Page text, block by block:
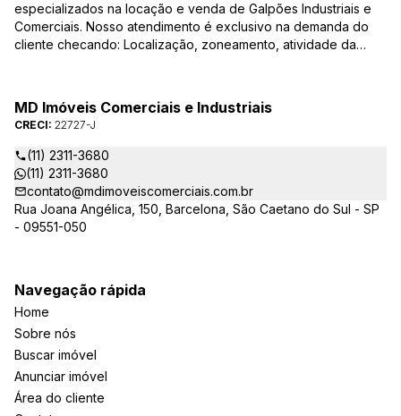
especializados na locação e venda de Galpões Industriais e
Comerciais. Nosso atendimento é exclusivo na demanda do
cliente checando: Localização, zoneamento, atividade da
atender de verdade a sua necessidade!
MD Imóveis Comerciais e Industriais
CRECI: 22727-J
(11) 2311-3680
(11) 2311-3680
contato@mdimoveiscomerciais.com.br
Rua Joana Angélica, 150, Barcelona, São Caetano do Sul - SP
- 09551-050
Navegação rápida
Home
Sobre nós
Buscar imóvel
Anunciar imóvel
Área do cliente